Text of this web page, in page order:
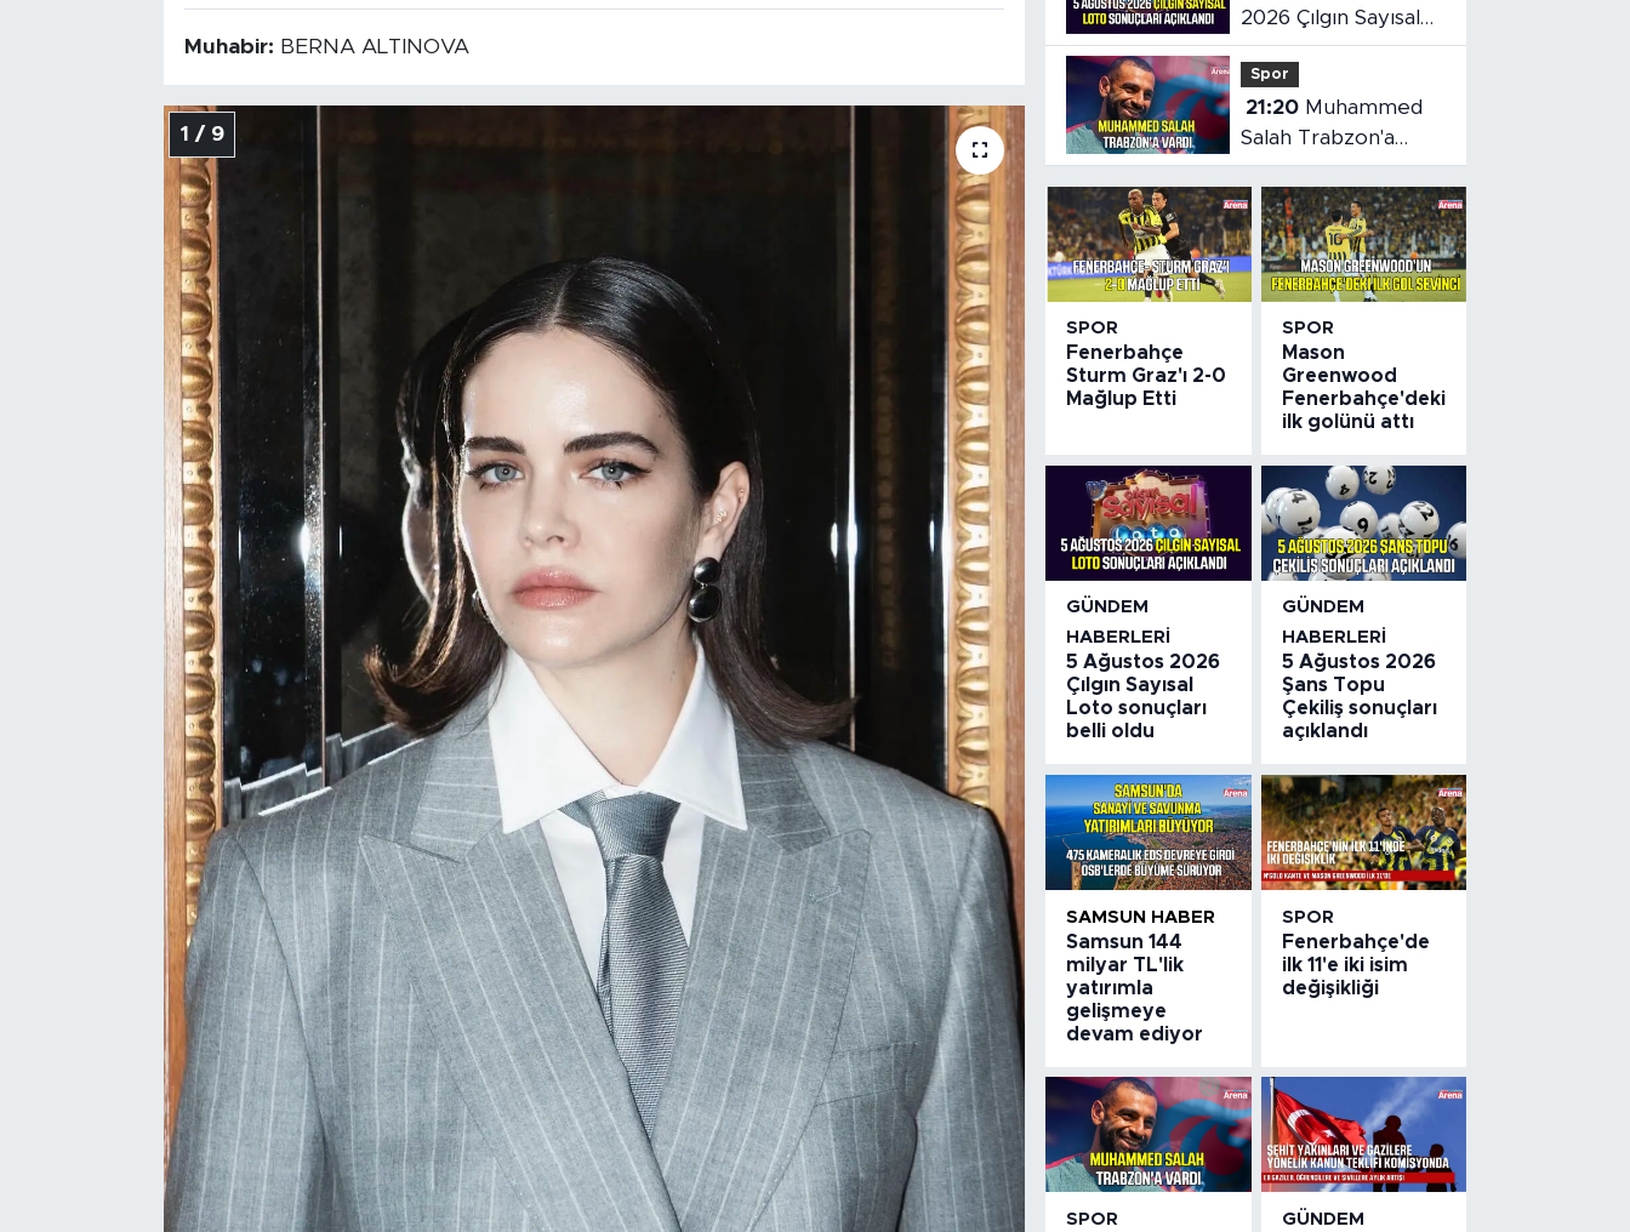
Muhabir: BERNA ALTINOVA
1 / 9
2026 Çılgın Sayısal
Loto sonuçları belli
oldu
Spor
21:20
Salah Trabzon'a
vardı
SPOR
Fenerbahçe
Sturm Graz'ı 2-0
Mağlup Etti
SPOR
Mason
Greenwood
Fenerbahçe'deki
ilk golünü attı
GÜNDEM
HABERLERI
5 Ağustos 2026
Çılgın Sayısal
Loto sonuçları
belli oldu
GÜNDEM
HABERLERI
5 Ağustos 2026
Şans Topu
Çekiliş sonuçları
açıklandı
SAMSUN HABER
Samsun 144
milyar TL'lik
yatırımla
gelişmeye
devam ediyor
SPOR
Fenerbahçe'de
ilk 11'e iki isim
değişikliği
SPOR
GÜNDEM